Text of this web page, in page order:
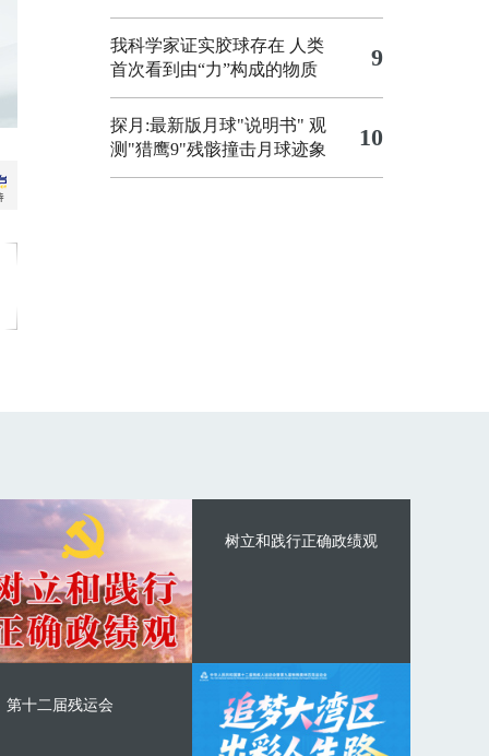
我科学家证实胶球存在 人类
首次看到由“力”构成的物质
9
探月:最新版月球"说明书" 观
测"猎鹰9"残骸撞击月球迹象
10
树立和践行正确政绩观
第十二届残运会